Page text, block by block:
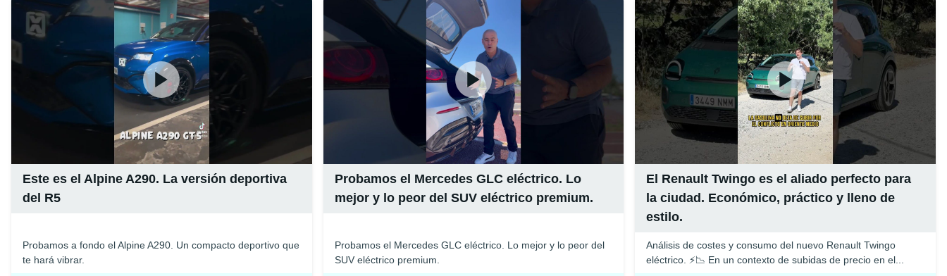
Este es el Alpine A290. La versión deportiva
del R5
Probamos a fondo el Alpine A290. Un compacto deportivo que
te hará vibrar.
Probamos el Mercedes GLC eléctrico. Lo
mejor y lo peor del SUV eléctrico premium.
Probamos el Mercedes GLC eléctrico. Lo mejor y lo peor del
SUV eléctrico premium.
El Renault Twingo es el aliado perfecto para
la ciudad. Económico, práctico y lleno de
estilo.
Análisis de costes y consumo del nuevo Renault Twingo
eléctrico. ⚡️📉 En un contexto de subidas de precio en el...